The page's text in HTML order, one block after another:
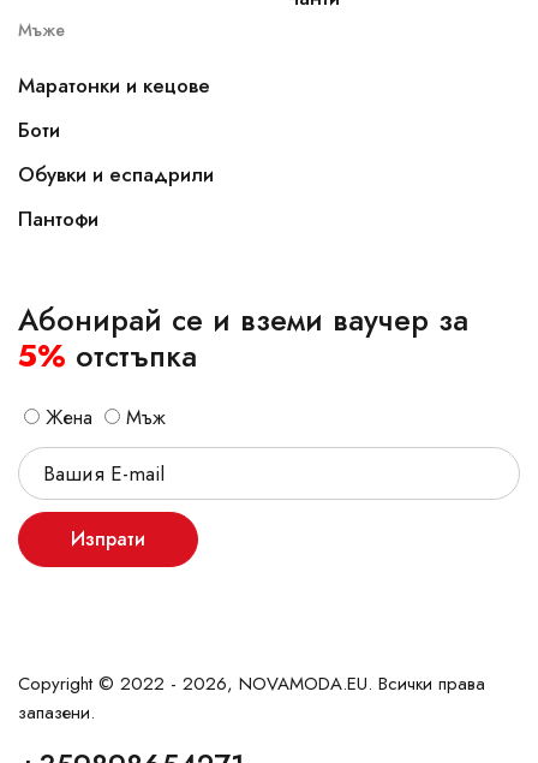
Мъже
Маратонки и кецове
Боти
Обувки и еспадрили
Пантофи
Абонирай се и вземи ваучер за
5% отстъпка
Жена Мъж
Изпрати
Copyright © 2022 - 2026, NOVAMODA.EU. Всички права
запазени.